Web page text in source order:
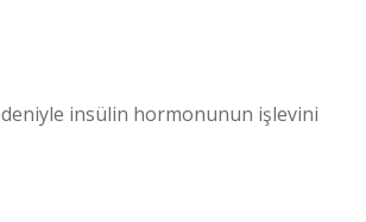
insülin hormonunun işlevini